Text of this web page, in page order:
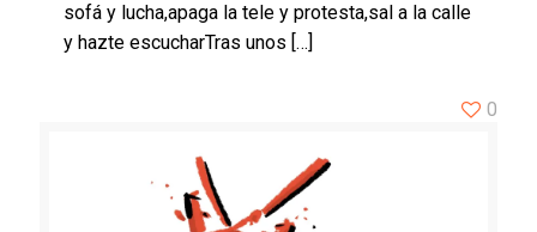
sofá y lucha,apaga la tele y protesta,sal a la calle
y hazte escucharTras unos […]
0